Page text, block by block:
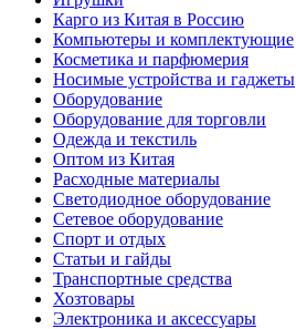
Карго из Китая в Россию
Компьютеры и комплектующие
Косметика и парфюмерия
Носимые устройства и гаджеты
Оборудование
Оборудование для торговли
Одежда и текстиль
Оптом из Китая
Расходные материалы
Светодиодное оборудование
Сетевое оборудование
Спорт и отдых
Статьи и гайды
Транспортные средства
Хозтовары
Электроника и аксессуары